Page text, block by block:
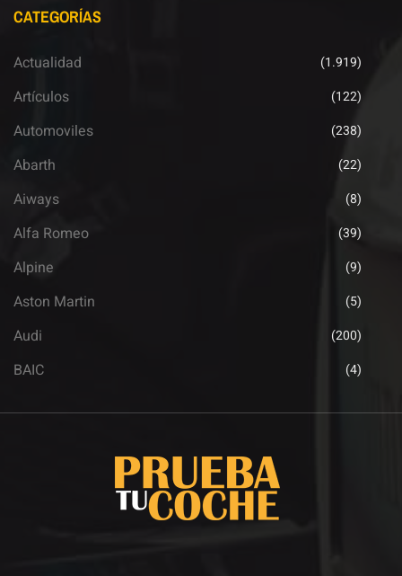
CATEGORÍAS
Actualidad (1.919)
Artículos (122)
Automoviles (238)
Abarth (22)
Aiways (8)
Alfa Romeo (39)
Alpine (9)
Aston Martin (5)
Audi (200)
BAIC (4)